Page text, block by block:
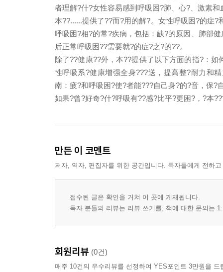
者理解?什?女性容易感到呼吸困?肺、心?、激素
本??......提供了??而?用的解?。女性呼吸困?的症
呼吸困?相?的常?疾病，包括：缺?的原因、肺部
后正常呼吸困??需要就?的症?之?的??。
除了??健康??外，本??提供了以下方面的指?：
性呼吸系?健康增强全身???送，提高整?耐力和
南：疲?和呼吸困?使?者能???自己身?的?音，保?
如果?曾?好奇?什?呼吸有??感?比平?更困?，?本
만든 이 코멘트
저자, 역자, 편집자를 위한 공간입니다. 독자들에게 전하
접수된 글은 확인을 거쳐 이 곳에 게재됩니다.
독자 분들의 리뷰는 리뷰 쓰기를, 책에 대한 문의는
회원리뷰 (0건)
매주 10건의 우수리뷰를 선정하여 YES포인트 3만원을 드